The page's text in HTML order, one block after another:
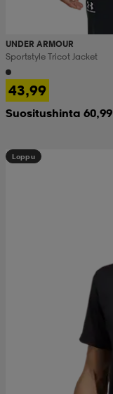
UNDER ARMOUR
Sportstyle Tricot Jacket
43,99
Suositushinta 60,99
Loppu